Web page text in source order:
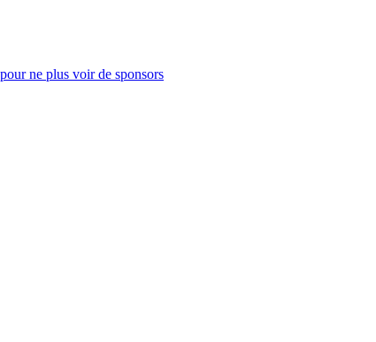
ne plus voir de sponsors